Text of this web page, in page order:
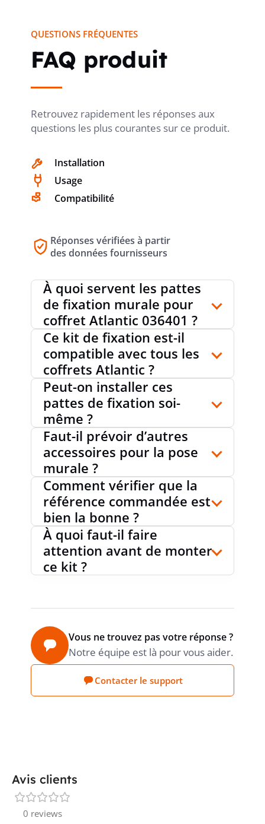
QUESTIONS FRÉQUENTES
FAQ produit
Retrouvez rapidement les réponses aux
questions les plus courantes sur ce produit.
Installation
Usage
Compatibilité
Réponses vérifiées à partir
des données fournisseurs
À quoi servent les pattes
de fixation murale pour
coffret Atlantic 036401 ?
Ce kit de fixation est-il
compatible avec tous les
coffrets Atlantic ?
Peut-on installer ces
pattes de fixation soi-
même ?
Faut-il prévoir d’autres
accessoires pour la pose
murale ?
Comment vérifier que la
référence commandée est
bien la bonne ?
À quoi faut-il faire
attention avant de monter
ce kit ?
Vous ne trouvez pas votre réponse ?
Notre équipe est là pour vous aider.
Contacter le support
Avis clients
0 reviews